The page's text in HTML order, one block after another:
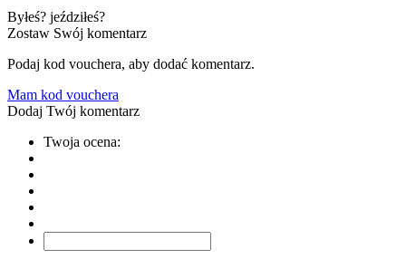
Byłeś? jeździłeś?
Zostaw Swój komentarz
Podaj kod vouchera, aby dodać komentarz.
Mam kod vouchera
Dodaj Twój komentarz
Twoja ocena: